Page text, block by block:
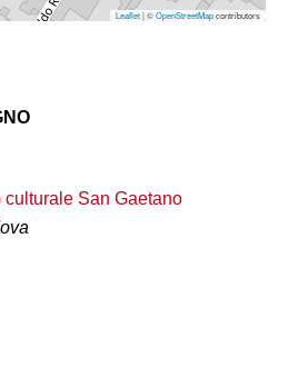
Leaflet| ©OpenStreetMapcontributors
San Gaetano